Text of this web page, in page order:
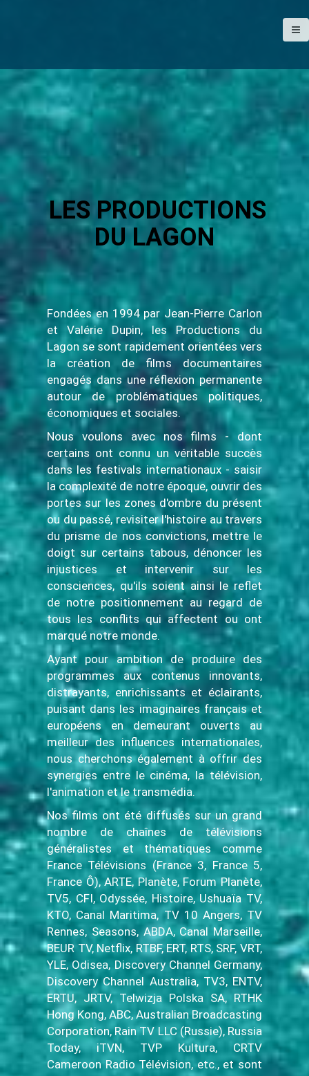
l
LES PRODUCTIONS
DU LAGON
Fondées en 1994 par Jean-Pierre Carlon
et Valérie Dupin, les Productions du
Lagon se sont rapidement orientées vers
la création de films documentaires
engagés dans une réflexion permanente
autour de problématiques politiques,
économiques et sociales.
Nous voulons avec nos films - dont
certains ont connu un véritable succès
dans les festivals internationaux - saisir
la complexité de notre époque, ouvrir des
portes sur les zones d'ombre du présent
ou du passé, revisiter l'histoire au travers
du prisme de nos convictions, mettre le
doigt sur certains tabous, dénoncer les
injustices et intervenir sur les
consciences, qu'ils soient ainsi le reflet
de notre positionnement au regard de
tous les conflits qui affectent ou ont
marqué notre monde.
Ayant pour ambition de produire des
programmes aux contenus innovants,
distrayants, enrichissants et éclairants,
puisant dans les imaginaires français et
européens en demeurant ouverts au
meilleur des influences internationales,
nous cherchons également à offrir des
synergies entre le cinéma, la télévision,
l'animation et le transmédia.
Nos films ont été diffusés sur un grand
nombre de chaînes de télévisions
généralistes et thématiques comme
France Télévisions (France 3, France 5,
France Ô), ARTE, Planète, Forum Planète,
TV5, CFI, Odyssée, Histoire, Ushuaïa TV,
KTO, Canal Maritima, TV 10 Angers, TV
Rennes, Seasons, ABDA, Canal Marseille,
BEUR TV, Netflix, RTBF, ERT, RTS, SRF, VRT,
YLE, Odisea, Discovery Channel Germany,
Discovery Channel Australia, TV3, ENTV,
ERTU, JRTV, Telwizja Polska SA, RTHK
Hong Kong, ABC, Australian Broadcasting
Corporation, Rain TV LLC (Russie), Russia
Today, iTVN, TVP Kultura, CRTV
Cameroon Radio Télévision, etc., et sont